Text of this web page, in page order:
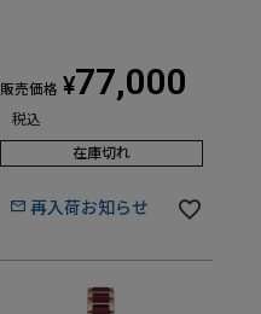
販売価格 ¥77,000
税込
在庫切れ
再入荷お知らせ